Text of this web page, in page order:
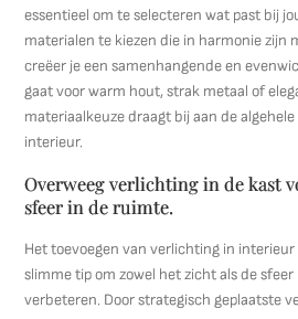
essentieel om te selecteren wat past bij
materialen te kiezen die in harmonie zijn
creëer je een samenhangende en
gaat voor warm hout, strak metaal of
materiaalkeuze draagt bij aan de
interieur.
Overweeg verlichting in de kast
sfeer in de ruimte.
Het toevoegen van verlichting in interieur
slimme tip om zowel het zicht als de
verbeteren. Door strategisch geplaatste